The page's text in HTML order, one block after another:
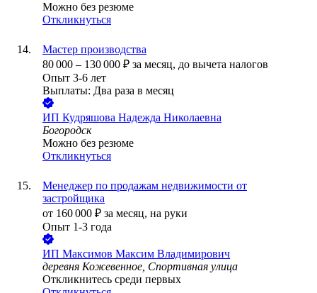
Можно без резюме
Откликнуться
Мастер производства
80 000 – 130 000 ₽ за месяц, до вычета налогов
Опыт 3-6 лет
Выплаты: Два раза в месяц
ИП Кудряшова Надежда Николаевна
Богородск
Можно без резюме
Откликнуться
Менеджер по продажам недвижимости от
застройщика
от 160 000 ₽ за месяц, на руки
Опыт 1-3 года
ИП Максимов Максим Владимирович
деревня Кожевенное, Спортивная улица
Откликнитесь среди первых